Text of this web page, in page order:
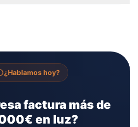
¿Hablamos hoy?
factura más de
en luz?